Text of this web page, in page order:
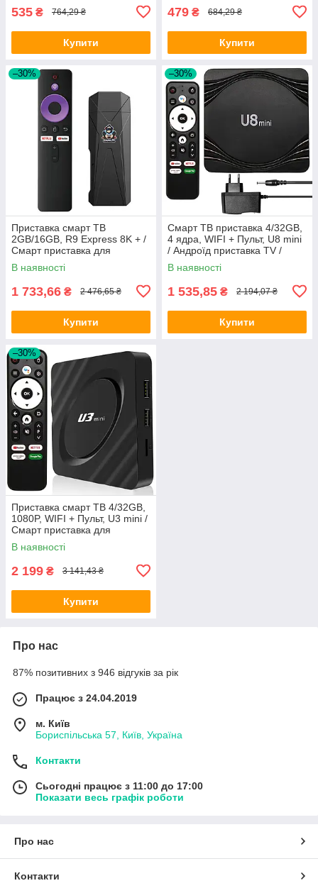
535 ₴ 764,29 ₴
Купити
479 ₴ 684,29 ₴
Купити
–30%
Приставка смарт ТВ
2GB/16GB, R9 Express 8K + /
Смарт приставка для
телевізора / ТВ приставка /
Андроїд ТВ
В наявності
1 733,66 ₴ 2 476,65 ₴
Купити
–30%
Смарт ТВ приставка 4/32GB,
4 ядра, WIFI + Пульт, U8 mini
/ Андроїд приставка TV /
Приставка для телевізора
В наявності
1 535,85 ₴ 2 194,07 ₴
Купити
–30%
Приставка смарт ТВ 4/32GB,
1080P, WIFI + Пульт, U3 mini /
Смарт приставка для
телевізора / Андроїд
приставка
В наявності
2 199 ₴ 3 141,43 ₴
Купити
Про нас
87% позитивних з 946 відгуків за рік
Працює з 24.04.2019
м. Київ
Бориспільська 57, Київ, Україна
Контакти
Сьогодні працює з 11:00 до 17:00
Показати весь графік роботи
Про нас
Контакти